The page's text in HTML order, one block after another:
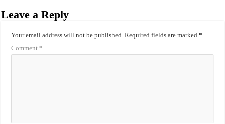
Leave a Reply
Your email address will not be published. Required fields are marked*
Comment*